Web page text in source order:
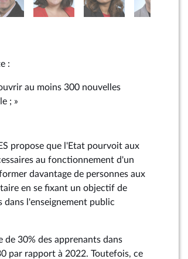
:
au moins 300 nouvelles
; »
propose que l'Etat pourvoit aux
au fonctionnement d'un
davantage de personnes aux
en se fixant un objectif de
dans l'enseignement public
de 30% des apprenants dans
par rapport à 2022. Toutefois, ce